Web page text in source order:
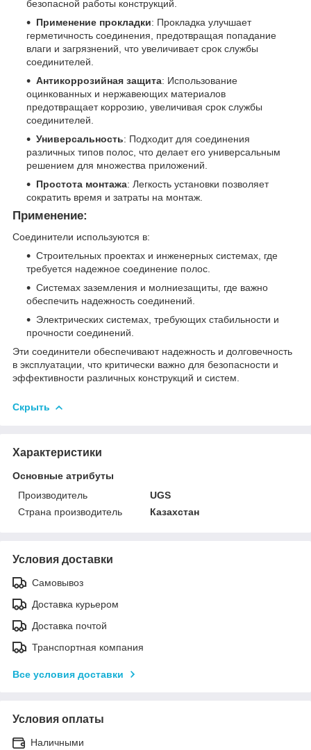
безопасной работы конструкций.
Применение прокладки: Прокладка улучшает
герметичность соединения, предотвращая попадание
влаги и загрязнений, что увеличивает срок службы
соединителей.
Антикоррозийная защита: Использование
оцинкованных и нержавеющих материалов
предотвращает коррозию, увеличивая срок службы
соединителей.
Универсальность: Подходит для соединения
различных типов полос, что делает его универсальным
решением для множества приложений.
Простота монтажа: Легкость установки позволяет
сократить время и затраты на монтаж.
Применение:
Соединители используются в:
Строительных проектах и инженерных системах, где
требуется надежное соединение полос.
Системах заземления и молниезащиты, где важно
обеспечить надежность соединений.
Электрических системах, требующих стабильности и
прочности соединений.
Эти соединители обеспечивают надежность и долговечность
в эксплуатации, что критически важно для безопасности и
эффективности различных конструкций и систем.
Скрыть
Характеристики
Основные атрибуты
Производитель
UGS
Страна производитель
Казахстан
Условия доставки
Самовывоз
Доставка курьером
Доставка почтой
Транспортная компания
Все условия доставки
Условия оплаты
Наличными